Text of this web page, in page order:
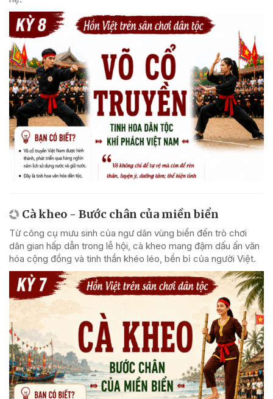
Cà kheo - Bước chân của miền biển
Từ công cụ mưu sinh của ngư dân vùng biển đến trò chơi
dân gian hấp dẫn trong lễ hội, cà kheo mang đậm dấu ấn văn
hóa cộng đồng và tinh thần khéo léo, bền bỉ của người Việt.